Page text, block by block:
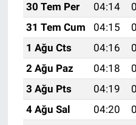
30 Tem Per
04:14
31 Tem Cum
04:15
1 Ağu Cts
04:16
2 Ağu Paz
04:18
3 Ağu Pts
04:19
4 Ağu Sal
04:20